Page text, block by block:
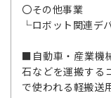
〇その他事業
└ロボット関連デ
■自動車・産業機
石などを運搬する
で使われる軽搬送